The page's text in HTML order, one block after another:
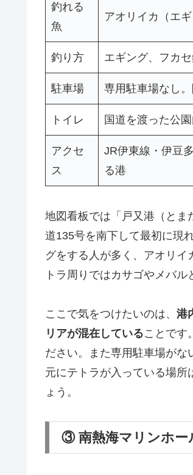
釣れる
魚
アオリイカ（エ
釣り方 エギング、フカ
駐車場 専用駐車場なし
トイレ 国道を渡った公
アクセ
ス
JR伊東線・伊豆
る港
地図看板では「戸又港（とま
道135号を南下して最初に現
グをする人が多く、アオリ
トラ周りではカサゴやメバル
ここで気をつけたいのは、 港
リアが混在していることです
ださい。また専用駐車場がな
元にテトラが入っている場所
ょう。
③ 南熱海マリンホー